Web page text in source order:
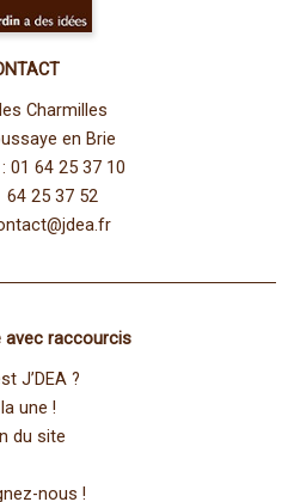
Charmilles
en Brie
01 64 25 37 10
64 25 37 52
avec raccourcis
J’DEA ?
une !
du site
nous !